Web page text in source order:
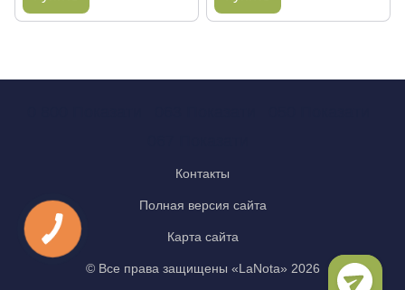
Контакты
Полная версия сайта
Карта сайта
© Все права защищены «LaNota» 2026